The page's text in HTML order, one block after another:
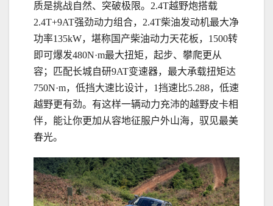
质是挑战自然、突破极限。2.4T越野炮搭载
2.4T+9AT强劲动力组合，2.4T柴油发动机最大净
功率135kW，堪称国产柴油动力天花板，1500转
即可爆发480N·m最大扭矩，起步、攀爬更从
容；匹配长城自研9AT变速器，最大承载扭矩达
750N·m，低挡大速比设计，1挡速比5.288，低速
越野更有劲。有这样一辆动力充沛的越野皮卡相
伴，能让你更加从容地征服户外山海，驭见最美
春光。